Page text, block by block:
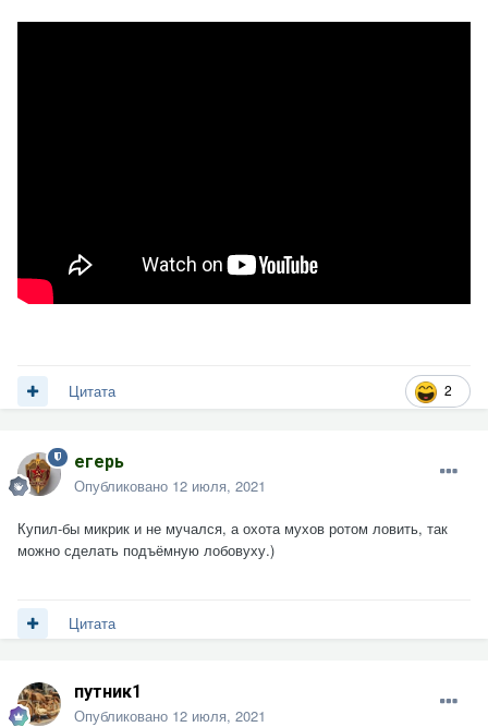
2
Цитата
егерь
Опубликовано 12 июля, 2021
Купил-бы микрик и не мучался, а охота мухов ротом ловить, так
можно сделать подъёмную лобовуху.)
Цитата
путник1
Опубликовано 12 июля, 2021